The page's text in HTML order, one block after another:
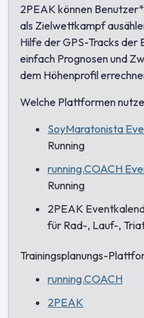
2PEAK können
als Zielwettkampf
Hilfe der GPS-Tracks der
einfach Prognosen und
dem Höhenprofil
Welche Plattformen
SoyMaratonista
Running
running.COACH
Running
2PEAK
für Rad-, Lauf-,
Trainingsplanungs-
running.COACH
2PEAK